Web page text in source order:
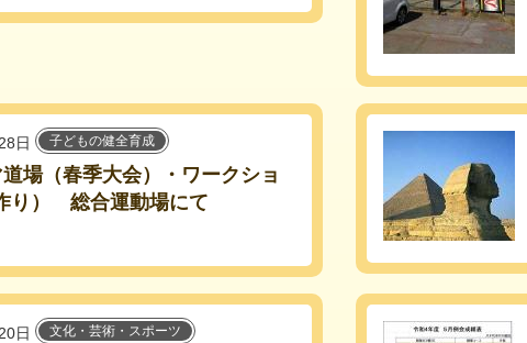
日 子どもの健全育成
場（春季大会）・ワークショ
り） 総合運動場にて
日 文化・芸術・スポーツ